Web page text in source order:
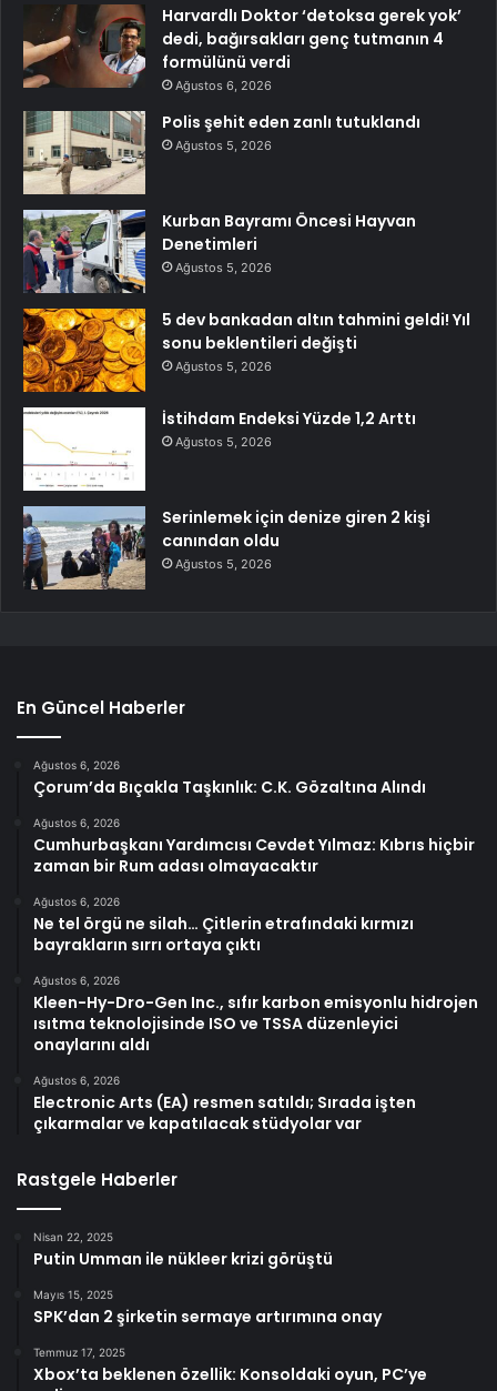
Harvardlı Doktor ‘detoksa gerek yok’
dedi, bağırsakları genç tutmanın 4
formülünü verdi
Ağustos 6, 2026
Polis şehit eden zanlı tutuklandı
Ağustos 5, 2026
Kurban Bayramı Öncesi Hayvan
Denetimleri
Ağustos 5, 2026
5 dev bankadan altın tahmini geldi! Yıl
sonu beklentileri değişti
Ağustos 5, 2026
İstihdam Endeksi Yüzde 1,2 Arttı
Ağustos 5, 2026
Serinlemek için denize giren 2 kişi
canından oldu
Ağustos 5, 2026
En Güncel Haberler
Ağustos 6, 2026
Çorum’da Bıçakla Taşkınlık: C.K. Gözaltına Alındı
Ağustos 6, 2026
Cumhurbaşkanı Yardımcısı Cevdet Yılmaz: Kıbrıs hiçbir
zaman bir Rum adası olmayacaktır
Ağustos 6, 2026
Ne tel örgü ne silah… Çitlerin etrafındaki kırmızı
bayrakların sırrı ortaya çıktı
Ağustos 6, 2026
Kleen-Hy-Dro-Gen Inc., sıfır karbon emisyonlu hidrojen
ısıtma teknolojisinde ISO ve TSSA düzenleyici
onaylarını aldı
Ağustos 6, 2026
Electronic Arts (EA) resmen satıldı; Sırada işten
çıkarmalar ve kapatılacak stüdyolar var
Rastgele Haberler
Nisan 22, 2025
Putin Umman ile nükleer krizi görüştü
Mayıs 15, 2025
SPK’dan 2 şirketin sermaye artırımına onay
Temmuz 17, 2025
Xbox’ta beklenen özellik: Konsoldaki oyun, PC’ye